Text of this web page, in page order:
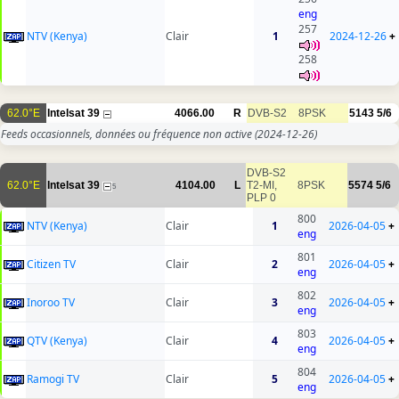
NTV (Kenya) Clair 1
eng
257
258
2024-12-26+
62.0°E Intelsat 39 4066.00 R DVB-S2 8PSK 5143 5/6
Feeds occasionnels, données ou fréquence non active(2024-12-26)
62.0°E Intelsat 39 5 4104.00 L
DVB-S2
T2-MI,
PLP 0
8PSK 5574 5/6
NTV (Kenya) Clair 1
800
eng
2026-04-05+
Citizen TV Clair 2
801
eng
2026-04-05+
Inoroo TV Clair 3
802
eng
2026-04-05+
QTV (Kenya) Clair 4
803
eng
2026-04-05+
Ramogi TV Clair 5
804
eng
2026-04-05+